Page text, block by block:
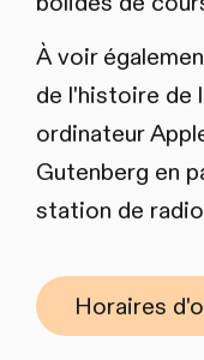
À voir
de l'histoire de
ordinateur
Gutenberg en
station de
Horaires